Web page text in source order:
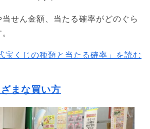
せん金額、当たる確率がどのぐら
宝くじの種類と当たる確率」を読む
まな買い方